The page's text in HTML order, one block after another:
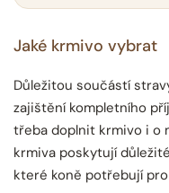
Jaké krmivo vybrat
Důležitou součástí
zajištění kompletního
třeba doplnit krmivo i o
krmiva poskytují
které koně potřebují